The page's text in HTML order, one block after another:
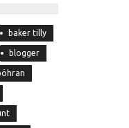
baker tilly
blogger